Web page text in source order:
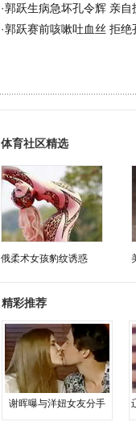
·郭跃生病急坏孔令辉 亲
·郭跃赛前咳嗽吐血丝 拒
体育社区精选
俄柔术女孩豹纹诱惑
精彩推荐
谢晖曝与洋妞女友分手